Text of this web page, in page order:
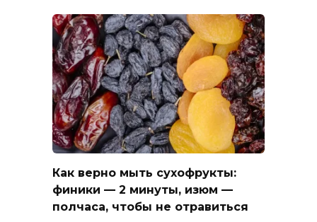
Как верно мыть сухофрукты:
финики — 2 минуты, изюм —
полчаса, чтобы не отравиться